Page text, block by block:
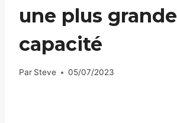
une plus grande
capacité
Par Steve 05/07/2023